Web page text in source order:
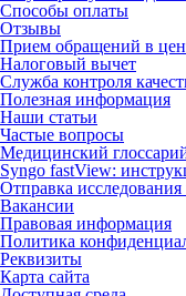
Способы оплаты
Отзывы
Прием обращений в
Налоговый вычет
Служба контроля
Полезная информация
Наши статьи
Частые вопросы
Медицинский
Syngo fastView:
Отправка исследования
Вакансии
Правовая информация
Политика
Реквизиты
Карта сайта